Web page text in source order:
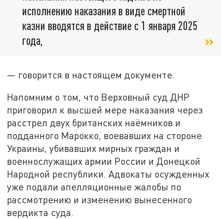
исполнению наказания в виде смертной
казни вводятся в действие с 1 января 2025
года,
— говорится в настоящем документе.
Напомним о том, что Верховный суд ДНР
приговорил к высшей мере наказания через
расстрел двух британских наёмников и
подданного Марокко, воевавших на стороне
Украины, убивавших мирных граждан и
военнослужащих армии России и Донецкой
Народной республики. Адвокаты осужденных
уже подали апелляционные жалобы по
рассмотрению и изменению вынесенного
вердикта суда.